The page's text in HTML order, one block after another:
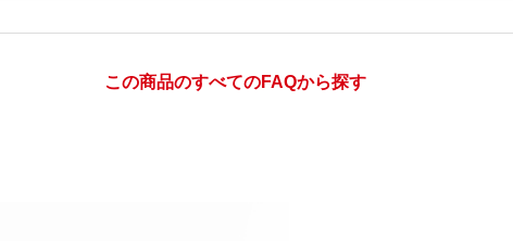
この商品のすべてのFAQから探す